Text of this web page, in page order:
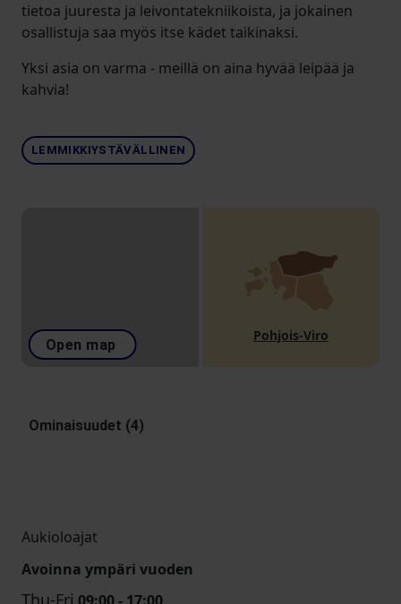
tietoa juuresta ja leivontatekniikoista, ja jokainen
osallistuja saa myös itse kädet taikinaksi.
Yksi asia on varma - meillä on aina hyvää leipää ja
kahvia!
LEMMIKKIYSTÄVÄLLINEN
Open map
Pohjois-Viro
Ominaisuudet (4)
Aukioloajat
Avoinna ympäri vuoden
Thu-Fri